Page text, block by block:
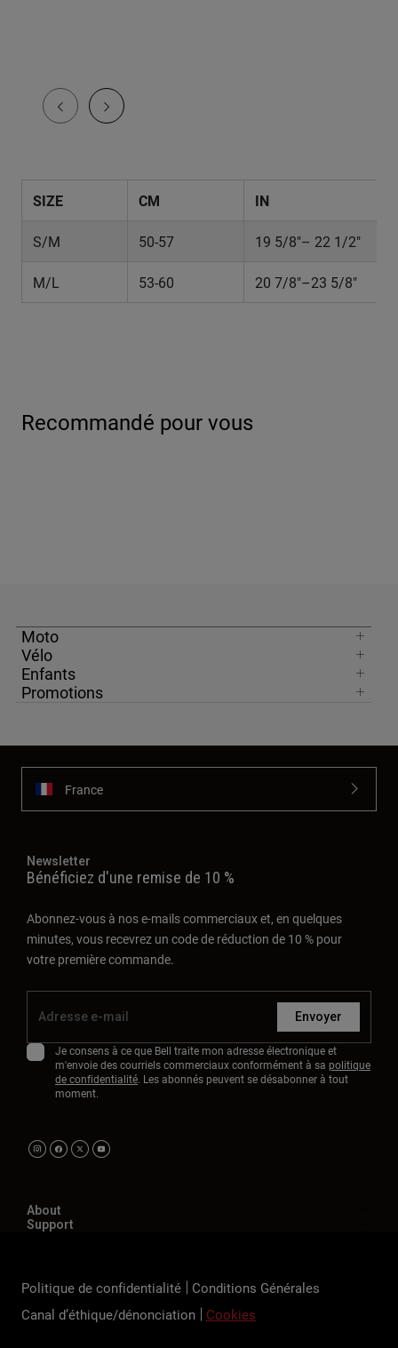
SIZE CM IN
S/M 50-57 19 5/8"– 22 1/2"
M/L 53-60 20 7/8"–23 5/8"
Recommandé pour vous
Moto
Vélo
Enfants
Promotions
France
Newsletter
Bénéficiez d'une remise de 10 %
Abonnez-vous à nos e-mails commerciaux et, en quelques
minutes, vous recevrez un code de réduction de 10 % pour
votre première commande.
Envoyer
Je consens à ce que Bell traite mon adresse électronique et
m'envoie des courriels commerciaux conformément à sa politique
de confidentialité. Les abonnés peuvent se désabonner à tout
moment.
About
Support
Politique de confidentialité
Conditions Générales
Canal d’éthique/dénonciation
Cookies